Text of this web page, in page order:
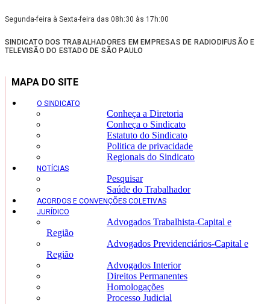
Segunda-feira à Sexta-feira das 08h:30 às 17h:00
SINDICATO DOS TRABALHADORES EM EMPRESAS DE RADIODIFUSÃO E
TELEVISÃO DO ESTADO DE SÃO PAULO
MAPA DO SITE
O SINDICATO
Conheça a Diretoria
Conheça o Sindicato
Estatuto do Sindicato
Politica de privacidade
Regionais do Sindicato
NOTÍCIAS
Pesquisar
Saúde do Trabalhador
ACORDOS E CONVENÇÕES COLETIVAS
JURÍDICO
Advogados Trabalhista-Capital e
Região
Advogados Previdenciários-Capital e
Região
Advogados Interior
Direitos Permanentes
Homologações
Processo Judicial